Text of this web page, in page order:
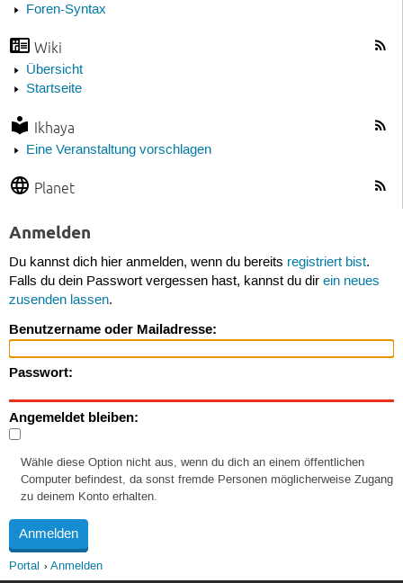
Foren-Syntax
Wiki
Übersicht
Startseite
Ikhaya
Eine Veranstaltung vorschlagen
Planet
Anmelden
Du kannst dich hier anmelden, wenn du bereits registriert bist.
Falls du dein Passwort vergessen hast, kannst du dir ein neues
zusenden lassen.
Benutzername oder Mailadresse:
Passwort:
Angemeldet bleiben:
Wähle diese Option nicht aus, wenn du dich an einem öffentlichen
Computer befindest, da sonst fremde Personen möglicherweise Zugang
zu deinem Konto erhalten.
Portal Anmelden